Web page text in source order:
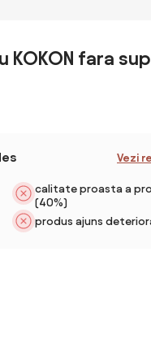
|
KOKON fara
Vezi
calitate proasta a
(40%)
produs ajuns